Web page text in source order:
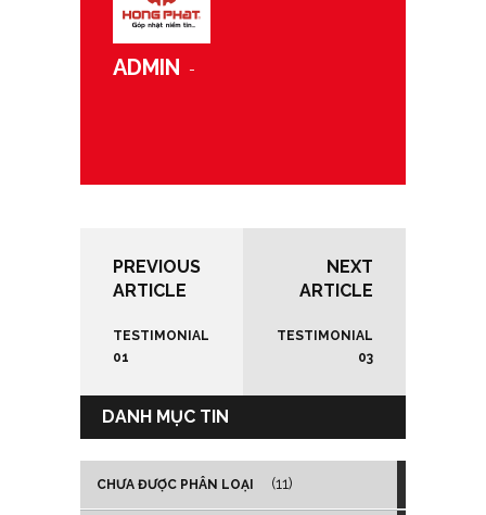
ADMIN -
PREVIOUS
ARTICLE
TESTIMONIAL
01
NEXT
ARTICLE
TESTIMONIAL
03
DANH MỤC TIN
CHƯA ĐƯỢC PHÂN LOẠI (11)